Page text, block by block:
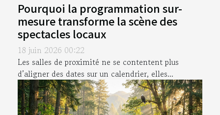
Pourquoi la programmation sur-
mesure transforme la scène des
spectacles locaux
18 juin 2026 00:22
Les salles de proximité ne se contentent plus
d’aligner des dates sur un calendrier, elles...